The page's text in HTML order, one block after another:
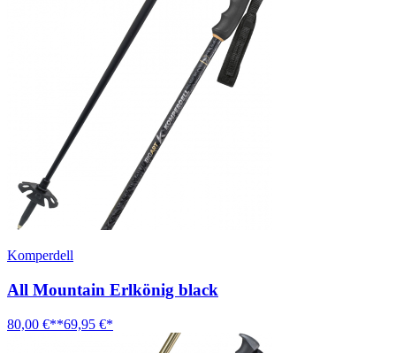
Komperdell
All Mountain Erlkönig black
80,00 €**69,95 €*